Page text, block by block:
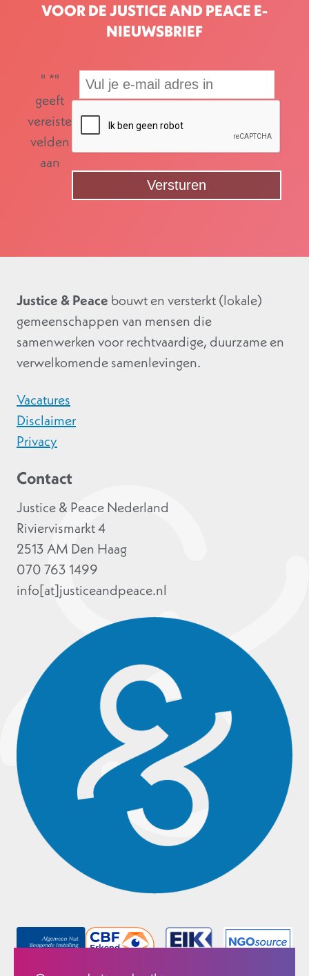
VOOR DE JUSTICE AND PEACE E-
NIEUWSBRIEF
" *"
geeft
vereiste
velden
aan
Justice & Peace bouwt en versterkt (lokale)
gemeenschappen van mensen die
samenwerken voor rechtvaardige, duurzame en
verwelkomende samenlevingen.
Vacatures
Disclaimer
Privacy
Contact
Justice & Peace Nederland
Riviervismarkt 4
2513 AM Den Haag
070 763 1499
info[at]justiceandpeace.nl